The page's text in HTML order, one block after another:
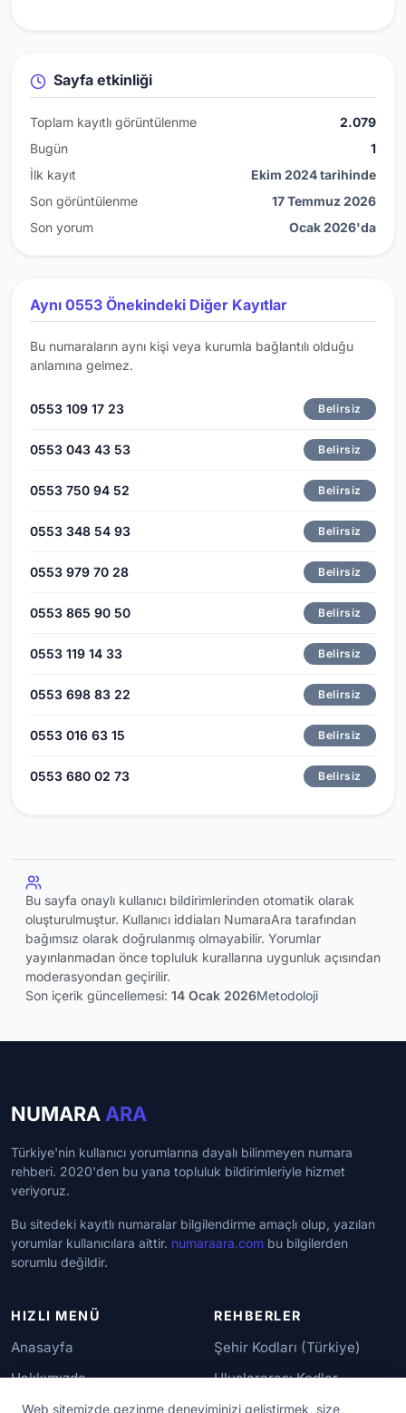
Web sitemizde gezinme deneyiminizi geliştirmek, size
Sayfa etkinliği
Toplam kayıtlı görüntülenme
2.079
Bugün
1
İlk kayıt
Ekim 2024 tarihinde
Son görüntülenme
17 Temmuz 2026
Son yorum
Ocak 2026'da
Aynı 0553 Önekindeki Diğer Kayıtlar
Bu numaraların aynı kişi veya kurumla bağlantılı olduğu
anlamına gelmez.
0553 109 17 23 Belirsiz
0553 043 43 53 Belirsiz
0553 750 94 52 Belirsiz
0553 348 54 93 Belirsiz
0553 979 70 28 Belirsiz
0553 865 90 50 Belirsiz
0553 119 14 33 Belirsiz
0553 698 83 22 Belirsiz
0553 016 63 15 Belirsiz
0553 680 02 73 Belirsiz
Bu sayfa onaylı kullanıcı bildirimlerinden otomatik olarak
oluşturulmuştur. Kullanıcı iddiaları NumaraAra tarafından
bağımsız olarak doğrulanmış olmayabilir. Yorumlar
yayınlanmadan önce topluluk kurallarına uygunluk açısından
moderasyondan geçirilir.
Son içerik güncellemesi: 14 Ocak 2026Metodoloji
NUMARA ARA
Türkiye'nin kullanıcı yorumlarına dayalı bilinmeyen numara
rehberi. 2020'den bu yana topluluk bildirimleriyle hizmet
veriyoruz.
Bu sitedeki kayıtlı numaralar bilgilendirme amaçlı olup, yazılan
yorumlar kullanıcılara aittir. numaraara.com bu bilgilerden
sorumlu değildir.
HIZLI MENÜ
Anasayfa
Hakkımızda
İletişim
REHBERLER
Şehir Kodları (Türkiye)
Uluslararası Kodlar
Güvenilir Numaralar